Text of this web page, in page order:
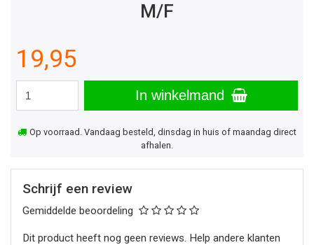
M/F
19,95
In winkelmand
Op voorraad. Vandaag besteld, dinsdag in huis of maandag direct
afhalen.
Schrijf een review
Gemiddelde beoordeling
Dit product heeft nog geen reviews. Help andere klanten